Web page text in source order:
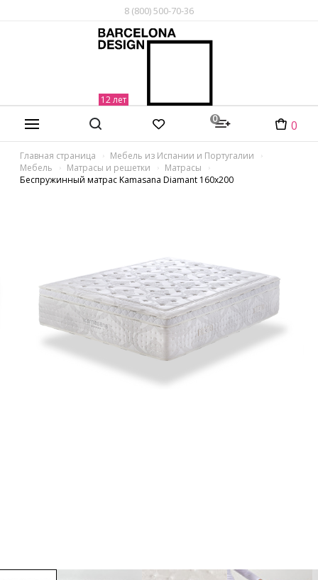
8 (800) 500-70-36
0 0
Главная страница
Мебель из Испании и Португалии
Мебель
Матрасы и решетки
Матрасы
Беспружинный матрас Kamasana Diamant 160x200